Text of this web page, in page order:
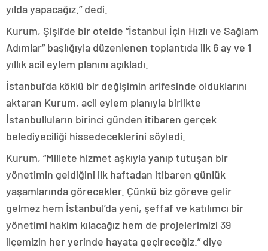
yılda yapacağız.” dedi.
Kurum, Şişli’de bir otelde “İstanbul İçin Hızlı ve Sağlam
Adımlar” başlığıyla düzenlenen toplantıda ilk 6 ay ve 1
yıllık acil eylem planını açıkladı.
İstanbul’da köklü bir değişimin arifesinde olduklarını
aktaran Kurum, acil eylem planıyla birlikte
İstanbulluların birinci günden itibaren gerçek
belediyeciliği hissedeceklerini söyledi.
Kurum, “Millete hizmet aşkıyla yanıp tutuşan bir
yönetimin geldiğini ilk haftadan itibaren günlük
yaşamlarında görecekler. Çünkü biz göreve gelir
gelmez hem İstanbul’da yeni, şeffaf ve katılımcı bir
yönetimi hakim kılacağız hem de projelerimizi 39
ilçemizin her yerinde hayata geçireceğiz.” diye